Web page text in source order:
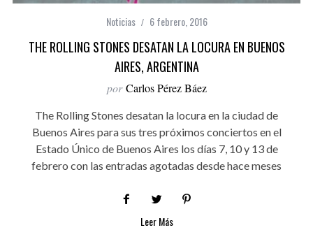
Noticias 6 febrero, 2016
THE ROLLING STONES DESATAN LA LOCURA EN BUENOS
AIRES, ARGENTINA
por Carlos Pérez Báez
The Rolling Stones desatan la locura en la ciudad de
Buenos Aires para sus tres próximos conciertos en el
Estado Único de Buenos Aires los días 7, 10 y 13 de
febrero con las entradas agotadas desde hace meses
Leer Más